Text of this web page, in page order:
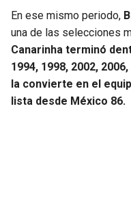
En ese mismo periodo,
una de las selecciones
Canarinha terminó
1994, 1998, 2002,
la convierte en el
lista desde México 86.